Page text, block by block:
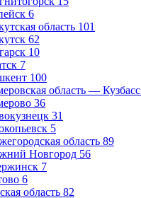
6
область 101
62
10
7
100
область — Кузбасс
36
31
5
область 89
Новгород 56
7
6
область 82